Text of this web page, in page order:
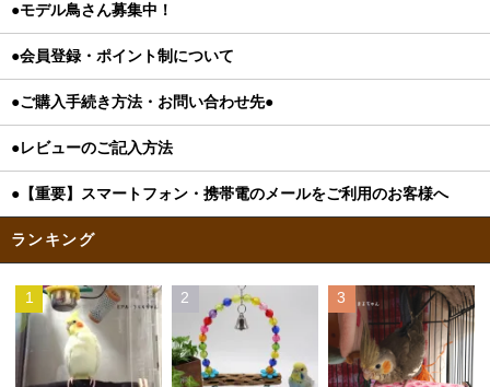
●モデル鳥さん募集中！
●会員登録・ポイント制について
●ご購入手続き方法・お問い合わせ先●
●レビューのご記入方法
●【重要】スマートフォン・携帯電のメールをご利用のお客様へ
ランキング
1 2 3